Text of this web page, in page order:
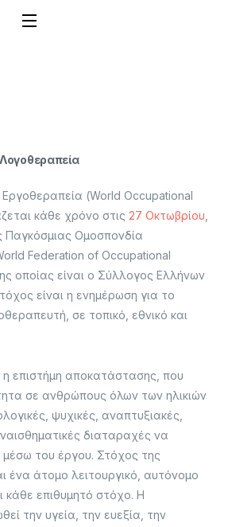
Λογοθεραπεία
(World Occupational
κάθε χρόνο στις 27 Οκτωβρίου
Παγκόσμιας Ομοσπονδία
Federation of Occupational
οποίας είναι ο Σύλλογος Ελλήνων
είναι η ενημέρωση για το
σε τοπικό, εθνικό και
η επιστήμη αποκατάστασης, που
σε ανθρώπους όλων των ηλικιών
ψυχικές, αναπτυξιακές,
διαταραχές να
του έργου. Στόχος της
ένα άτομο λειτουργικό, αυτόνομο
κάθε επιθυμητό στόχο. Η
την υγεία, την ευεξία, την